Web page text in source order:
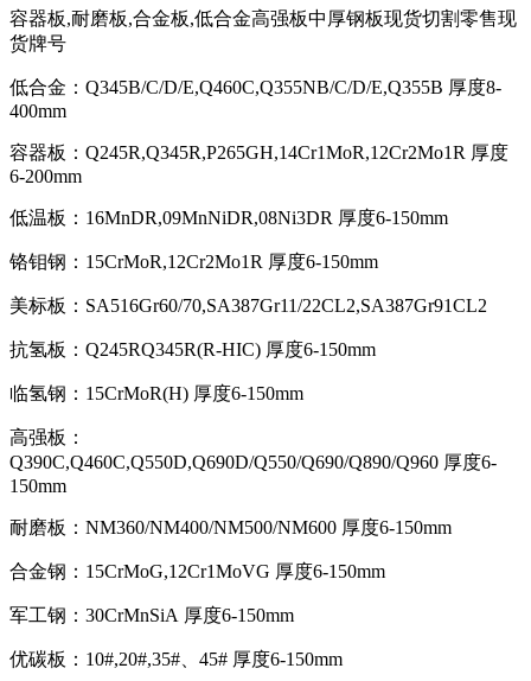
容器板,耐磨板,合金板,低合金高强板中厚钢板现货切割零售现
货牌号
低合金：Q345B/C/D/E,Q460C,Q355NB/C/D/E,Q355B 厚度8-
400mm
容器板：Q245R,Q345R,P265GH,14Cr1MoR,12Cr2Mo1R 厚度
6-200mm
低温板：16MnDR,09MnNiDR,08Ni3DR 厚度6-150mm
铬钼钢：15CrMoR,12Cr2Mo1R 厚度6-150mm
美标板：SA516Gr60/70,SA387Gr11/22CL2,SA387Gr91CL2
抗氢板：Q245RQ345R(R-HIC) 厚度6-150mm
临氢钢：15CrMoR(H) 厚度6-150mm
高强板：
Q390C,Q460C,Q550D,Q690D/Q550/Q690/Q890/Q960 厚度6-
150mm
耐磨板：NM360/NM400/NM500/NM600 厚度6-150mm
合金钢：15CrMoG,12Cr1MoVG 厚度6-150mm
军工钢：30CrMnSiA 厚度6-150mm
优碳板：10#,20#,35#、45# 厚度6-150mm